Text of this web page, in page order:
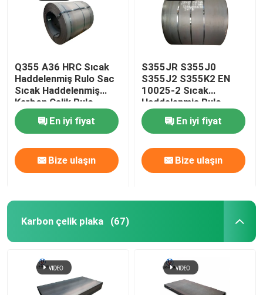
Q355 A36 HRC Sıcak
Haddelenmiş Rulo Sac
Sıcak Haddelenmiş
Karbon Çelik Rulo
1000mm-2000mm
En iyi fiyat
Bize ulaşın
S355JR S355J0
S355J2 S355K2 EN
10025-2 Sıcak
Haddelenmiş Rulo
Asitleme ve Yağlama
Sıcak Haddelenmiş
Çelik Rulo
En iyi fiyat
Bize ulaşın
Karbon çelik plaka (67)